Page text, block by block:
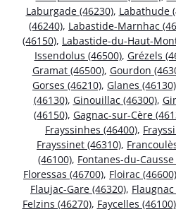
Laburgade (46230), Labathude
(46240), Labastide-Marnhac
(46150), Labastide-du-Haut-
Issendolus (46500), Grézels
Gramat (46500), Gourdon
Gorses (46210), Glanes (46130)
(46130), Ginouillac (46300),
(46150), Gagnac-sur-Cère
Frayssinhes (46400),
Frayssinet (46310),
(46100), Fontanes-du-Causse
Floressas (46700), Floirac (46600)
Flaujac-Gare (46320),
Felzins (46270), Faycelles (46100)